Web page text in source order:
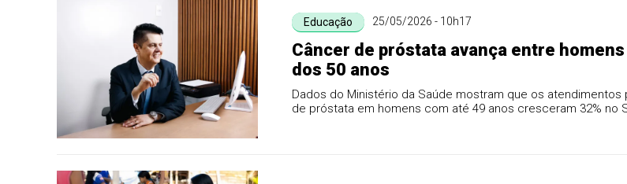
Educação 25/05/2026 - 10h17
Câncer de próstata avança entre homens
dos 50 anos
Dados do Ministério da Saúde mostram que os atendimentos
de próstata em homens com até 49 anos cresceram 32% no